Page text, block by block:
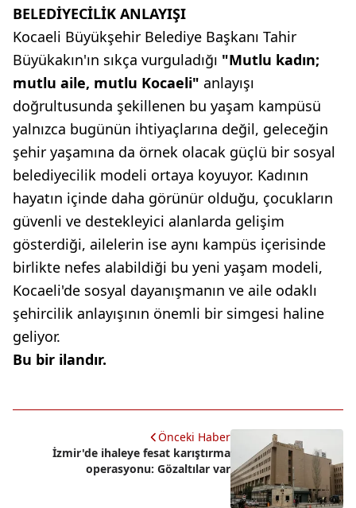
BELEDİYECİLİK ANLAYIŞI
Kocaeli Büyükşehir Belediye Başkanı Tahir
Büyükakın'ın sıkça vurguladığı "Mutlu kadın;
mutlu aile, mutlu Kocaeli" anlayışı
doğrultusunda şekillenen bu yaşam kampüsü
yalnızca bugünün ihtiyaçlarına değil, geleceğin
şehir yaşamına da örnek olacak güçlü bir sosyal
belediyecilik modeli ortaya koyuyor. Kadının
hayatın içinde daha görünür olduğu, çocukların
güvenli ve destekleyici alanlarda gelişim
gösterdiği, ailelerin ise aynı kampüs içerisinde
birlikte nefes alabildiği bu yeni yaşam modeli,
Kocaeli'de sosyal dayanışmanın ve aile odaklı
şehircilik anlayışının önemli bir simgesi haline
geliyor.
Bu bir ilandır.
Önceki Haber
İzmir'de ihaleye fesat karıştırma
operasyonu: Gözaltılar var